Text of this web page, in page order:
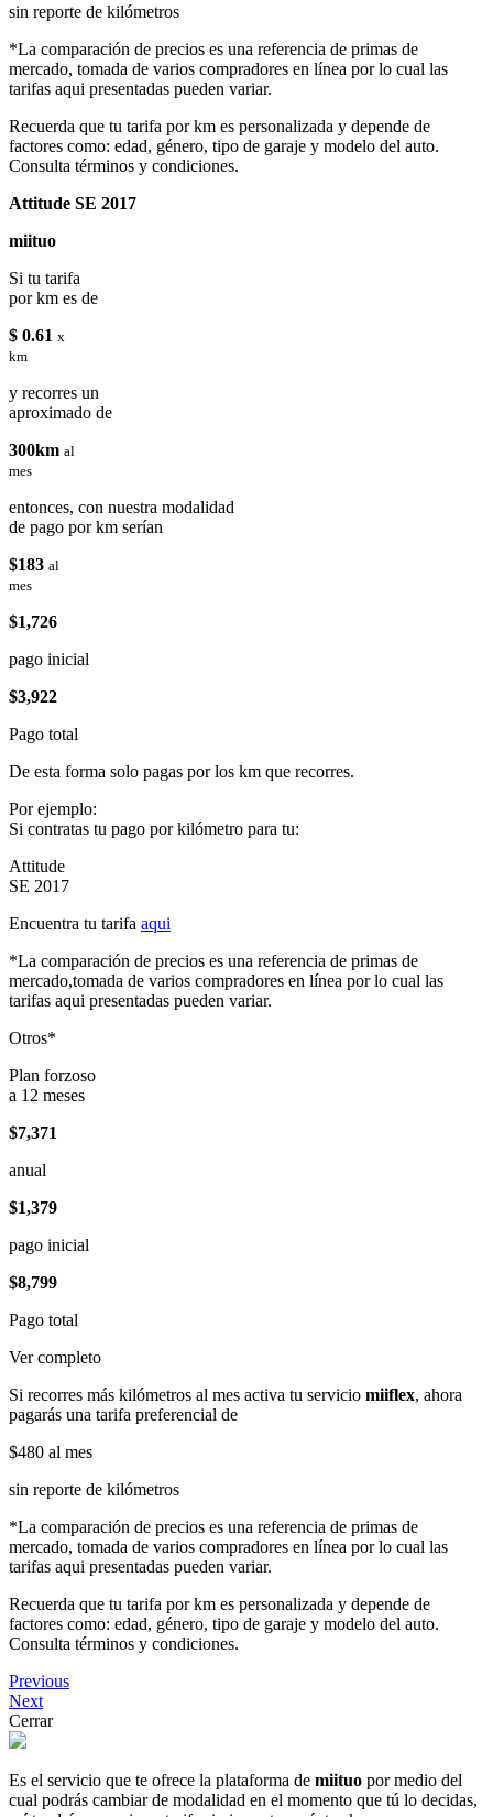
sin reporte de kilómetros
*La comparación de precios es una referencia de primas de
mercado, tomada de varios compradores en línea por lo cual las
tarifas aqui presentadas pueden variar.
Recuerda que tu tarifa por km es personalizada y depende de
factores como: edad, género, tipo de garaje y modelo del auto.
Consulta términos y condiciones.
Attitude SE 2017
miituo
Si tu tarifa
por km es de
$ 0.61 x
km
y recorres un
aproximado de
300km al
mes
entonces, con nuestra modalidad
de pago por km serían
$183 al
mes
$1,726
pago inicial
$3,922
Pago total
De esta forma solo pagas por los km que recorres.
Por ejemplo:
Si contratas tu pago por kilómetro para tu:
Attitude
SE 2017
Encuentra tu tarifa aqui
*La comparación de precios es una referencia de primas de
mercado,tomada de varios compradores en línea por lo cual las
tarifas aqui presentadas pueden variar.
Otros*
Plan forzoso
a 12 meses
$7,371
anual
$1,379
pago inicial
$8,799
Pago total
Ver completo
Si recorres más kilómetros al mes activa tu servicio miiflex, ahora
pagarás una tarifa preferencial de
$480 al mes
sin reporte de kilómetros
*La comparación de precios es una referencia de primas de
mercado, tomada de varios compradores en línea por lo cual las
tarifas aqui presentadas pueden variar.
Recuerda que tu tarifa por km es personalizada y depende de
factores como: edad, género, tipo de garaje y modelo del auto.
Consulta términos y condiciones.
Previous
Next
Cerrar
Es el servicio que te ofrece la plataforma de miituo por medio del
cual podrás cambiar de modalidad en el momento que tú lo decidas,